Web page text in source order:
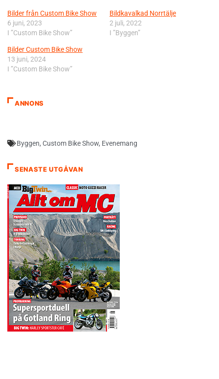
Bilder från Custom Bike Show
6 juni, 2023
I ”Custom Bike Show”
Bildkavalkad Norrtälje
2 juli, 2022
I ”Byggen”
Bilder Custom Bike Show
13 juni, 2024
I ”Custom Bike Show”
ANNONS
Byggen, Custom Bike Show, Evenemang
SENASTE UTGÅVAN